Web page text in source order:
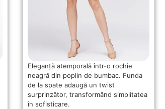
Eleganță atemporală într-o rochie
neagră din poplin de bumbac. Funda
de la spate adaugă un twist
surprinzător, transformând simplitatea
în sofisticare.